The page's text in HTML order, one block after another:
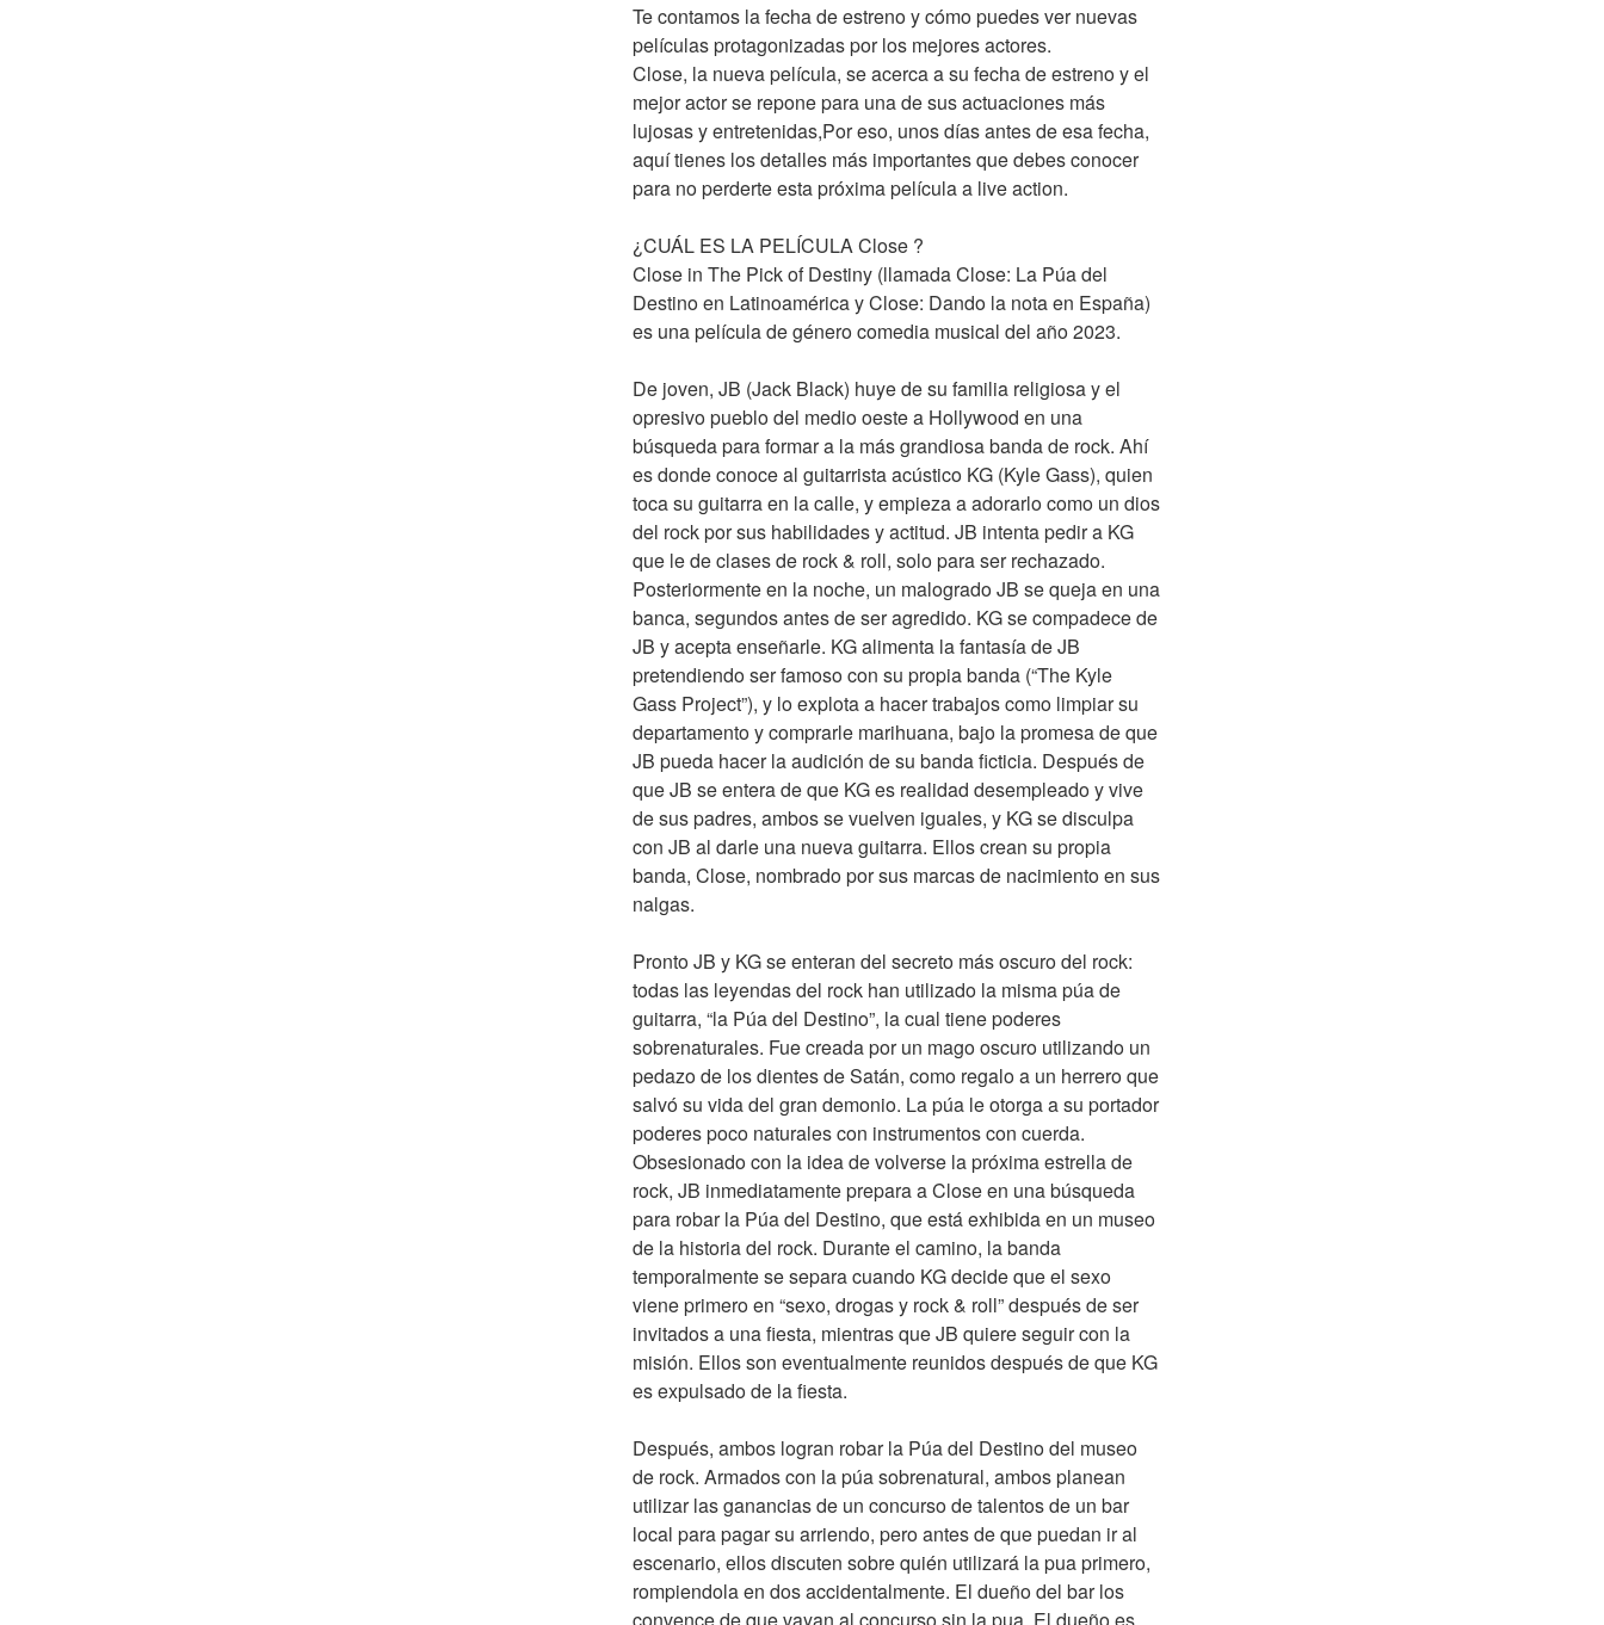
Te contamos la fecha de estreno y cómo puedes ver nuevas
películas protagonizadas por los mejores actores.
Close, la nueva película, se acerca a su fecha de estreno y el
mejor actor se repone para una de sus actuaciones más
lujosas y entretenidas,Por eso, unos días antes de esa fecha,
aquí tienes los detalles más importantes que debes conocer
para no perderte esta próxima película a live action.
¿CUÁL ES LA PELÍCULA Close ?
Close in The Pick of Destiny (llamada Close: La Púa del
Destino en Latinoamérica y Close: Dando la nota en España)
es una película de género comedia musical del año 2023.
De joven, JB (Jack Black) huye de su familia religiosa y el
opresivo pueblo del medio oeste a Hollywood en una
búsqueda para formar a la más grandiosa banda de rock. Ahí
es donde conoce al guitarrista acústico KG (Kyle Gass), quien
toca su guitarra en la calle, y empieza a adorarlo como un dios
del rock por sus habilidades y actitud. JB intenta pedir a KG
que le de clases de rock & roll, solo para ser rechazado.
Posteriormente en la noche, un malogrado JB se queja en una
banca, segundos antes de ser agredido. KG se compadece de
JB y acepta enseñarle. KG alimenta la fantasía de JB
pretendiendo ser famoso con su propia banda (“The Kyle
Gass Project”), y lo explota a hacer trabajos como limpiar su
departamento y comprarle marihuana, bajo la promesa de que
JB pueda hacer la audición de su banda ficticia. Después de
que JB se entera de que KG es realidad desempleado y vive
de sus padres, ambos se vuelven iguales, y KG se disculpa
con JB al darle una nueva guitarra. Ellos crean su propia
banda, Close, nombrado por sus marcas de nacimiento en sus
nalgas.
Pronto JB y KG se enteran del secreto más oscuro del rock:
todas las leyendas del rock han utilizado la misma púa de
guitarra, “la Púa del Destino”, la cual tiene poderes
sobrenaturales. Fue creada por un mago oscuro utilizando un
pedazo de los dientes de Satán, como regalo a un herrero que
salvó su vida del gran demonio. La púa le otorga a su portador
poderes poco naturales con instrumentos con cuerda.
Obsesionado con la idea de volverse la próxima estrella de
rock, JB inmediatamente prepara a Close en una búsqueda
para robar la Púa del Destino, que está exhibida en un museo
de la historia del rock. Durante el camino, la banda
temporalmente se separa cuando KG decide que el sexo
viene primero en “sexo, drogas y rock & roll” después de ser
invitados a una fiesta, mientras que JB quiere seguir con la
misión. Ellos son eventualmente reunidos después de que KG
es expulsado de la fiesta.
Después, ambos logran robar la Púa del Destino del museo
de rock. Armados con la púa sobrenatural, ambos planean
utilizar las ganancias de un concurso de talentos de un bar
local para pagar su arriendo, pero antes de que puedan ir al
escenario, ellos discuten sobre quién utilizará la pua primero,
rompiendola en dos accidentalmente. El dueño del bar los
convence de que vayan al concurso sin la pua. El dueño es